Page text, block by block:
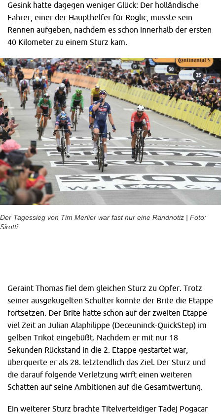
Gesink hatte dagegen weniger Glück: Der holländische
Fahrer, einer der Haupthelfer für Roglic, musste sein
Rennen aufgeben, nachdem es schon innerhalb der ersten
40 Kilometer zu einem Sturz kam.
Der Tagessieg von Tim Merlier war fast nur eine Randnotiz | Foto:
Sirotti
Geraint Thomas fiel dem gleichen Sturz zu Opfer. Trotz
seiner ausgekugelten Schulter konnte der Brite die Etappe
fortsetzen. Der Brite hatte schon auf der zweiten Etappe
viel Zeit an Julian Alaphilippe (Deceuninck-QuickStep) im
gelben Trikot eingebüßt. Nachdem er mit nur 18
Sekunden Rückstand in die 2. Etappe gestartet war,
überquerte er als 28. letztendlich das Ziel. Der Sturz und
die darauf folgende Verletzung wirft einen weiteren
Schatten auf seine Ambitionen auf die Gesamtwertung.
Ein weiterer Sturz brachte Titelverteidiger Tadej Pogacar